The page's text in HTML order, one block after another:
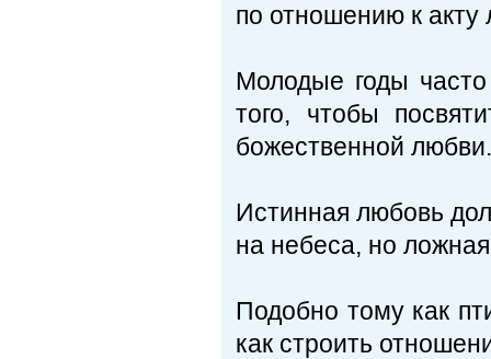
по отношению к
Молодые годы
того, чтобы
божественной любви.
Истинная любовь
на небеса, но
Подобно тому как
как строить